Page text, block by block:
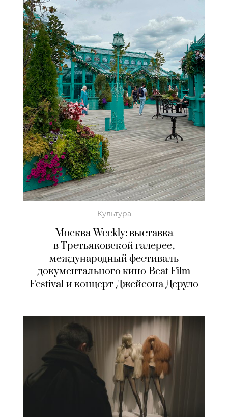
Культура
Москва Weekly: выставка
в Третьяковской галерее,
международный фестиваль
документального кино Beat Film
Festival и концерт Джейсона Деруло